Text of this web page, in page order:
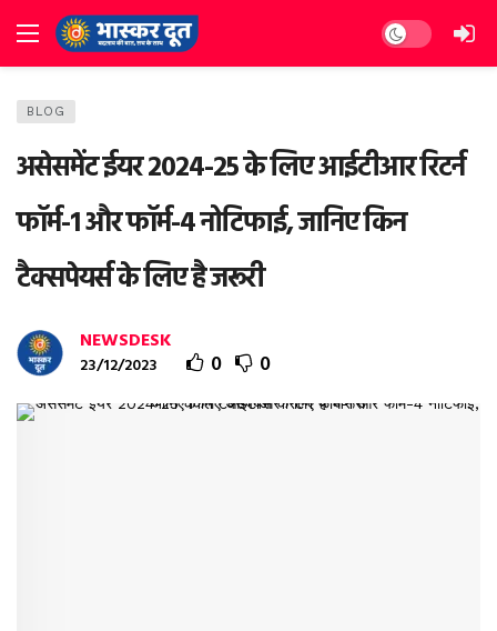
Dark mode
BLOG
असेसमेंट ईयर 2024-25 के लिए आईटीआर रिटर्न
फॉर्म-1 और फॉर्म-4 नोटिफाई, जानिए किन
टैक्सपेयर्स के लिए है जरूरी
NEWSDESK
23/12/2023 0 0